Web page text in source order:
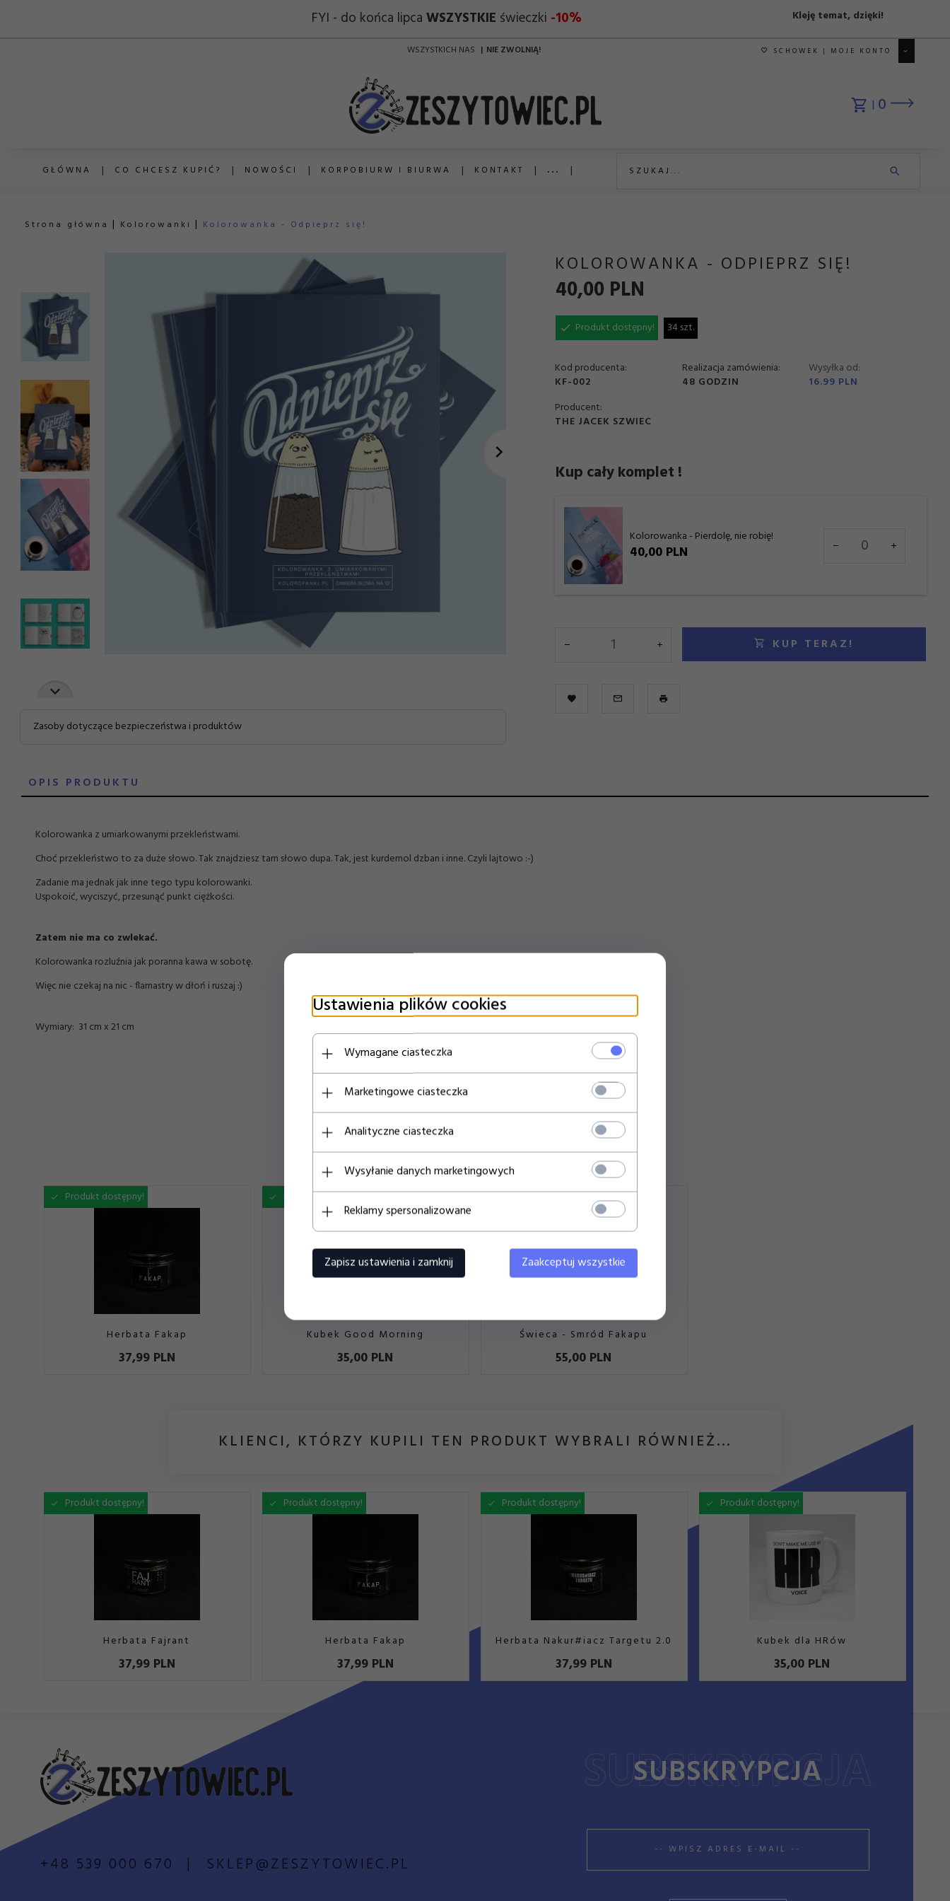
FYI - do końca lipca WSZYSTKIE świeczki -10% Kleję temat, dzięki!
WSZYSTKICH NAS NIE ZWOLNIĄ! SCHOWEK MOJE KONTO
0
GŁÓWNA CO CHCESZ KUPIĆ? NOWOŚCI KORPOBIURW I BIURWA KONTAKT ...
Strona główna Kolorowanki Kolorowanka - Odpieprz się!
Zasoby dotyczące bezpieczeństwa i produktów
KOLOROWANKA - ODPIEPRZ SIĘ!
40,00 PLN
Produkt dostępny! 34 szt.
Kod producenta:
KF-002
Realizacja zamówienia:
48 GODZIN
Wysyłka od:
16.99 PLN
Producent:
THE JACEK SZWIEC
Kup cały komplet !
Kolorowanka - Pierdolę, nie robię!
40,00 PLN
dla
KUP TERAZ!
OPIS PRODUKTU
Kolorowanka z umiarkowanymi przekleństwami.
Choć przekleństwo to za duże słowo. Tak znajdziesz tam słowo dupa. Tak, jest kurdemol dzban i inne. Czyli lajtowo :-)
Zadanie ma jednak jak inne tego typu kolorowanki.
Uspokoić, wyciszyć, przesunąć punkt ciężkości.
Zatem nie ma co zwlekać.
Kolorowanka rozluźnia jak poranna kawa w sobotę.
Więc nie czekaj na nic - flamastry w dłoń i ruszaj :)
Wymiary: 31 cm x 21 cm
POLECAMY
Produkt dostępny!
Herbata Fakap
37,99 PLN
Produkt dostępny!
Kubek Good Morning
35,00 PLN
Produkt dostępny!
Świeca - Smród Fakapu
55,00 PLN
KLIENCI, KTÓRZY KUPILI TEN PRODUKT WYBRALI RÓWNIEŻ...
Produkt dostępny!
Herbata Fajrant
37,99 PLN
Produkt dostępny!
Herbata Fakap
37,99 PLN
Produkt dostępny!
Herbata Nakur#iacz Targetu 2.0
37,99 PLN
Produkt dostępny!
Kubek dla HRów
35,00 PLN
+48 539 000 670 SKLEP@ZESZYTOWIEC.PL
SUBSKRYPCJA
Ustawienia plików cookies
Wymagane ciasteczka
Marketingowe ciasteczka
Analityczne ciasteczka
Wysyłanie danych marketingowych
Reklamy spersonalizowane
Zapisz ustawienia i zamknij Zaakceptuj wszystkie